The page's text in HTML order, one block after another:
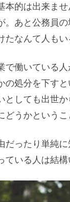
本的は出来ま
。あと公務員
たなんて人も
で働いている
の処分を下す
としても出世
どうかというこ
だったり単純
ている人は結構